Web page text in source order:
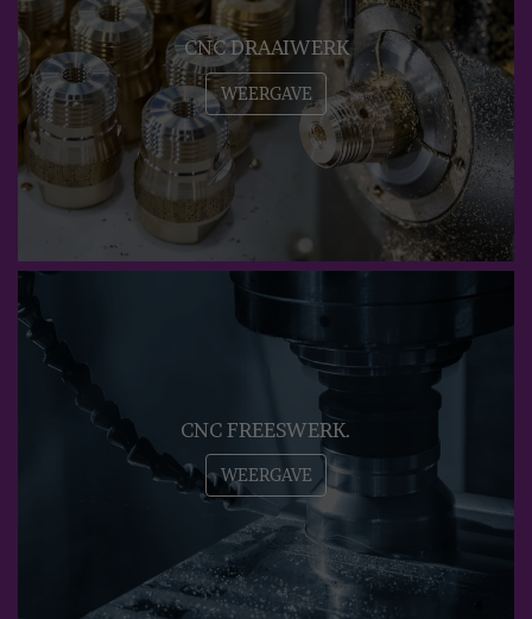
CNC DRAAIWERK
WEERGAVE
CNC FREESWERK.
WEERGAVE